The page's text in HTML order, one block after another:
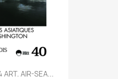
AIR-SEA...